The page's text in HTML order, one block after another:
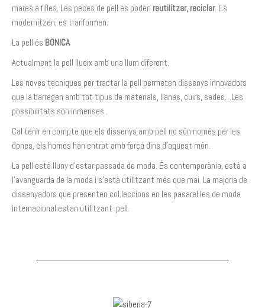
mares a filles. Les peces de pell es poden reutilitzar, reciclar. Es
modernitzen, es tranformen.
La pell és BONICA
Actualment la pell llueix amb una llum diferent.
Les noves tecniques per tractar la pell permeten dissenys innovadors
que la barregen amb tot tipus de materials, llanes, cuirs, sedes…Les
possibilitats són inmenses .
Cal tenir en compte que els dissenys amb pell no són només per les
dones, els homes han entrat amb força dins d’aquest món.
La pell està lluny d’estar passada de moda. És contemporània, està a
l’avanguarda de la moda i s’està utilitzant més que mai. La majoria de
dissenyadors que presenten col.leccions en les pasarel.les de moda
internacional estan utilitzant pell.